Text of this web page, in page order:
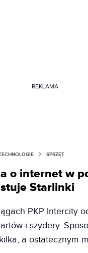
REKLAMA
SPRZĘT
o internet w
Starlinki
PKP Intercity
i szydery.
a ostatecznym